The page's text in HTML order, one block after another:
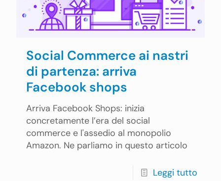
Social Commerce ai nastri
di partenza: arriva
Facebook shops
Arriva Facebook Shops: inizia
concretamente l’era del social
commerce e l'assedio al monopolio
Amazon. Ne parliamo in questo articolo
Leggi tutto